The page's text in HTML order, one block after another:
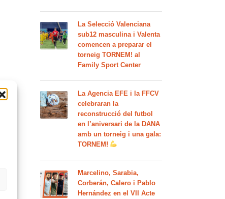
La Selecció Valenciana
sub12 masculina i Valenta
comencen a preparar el
torneig TORNEM! al
Family Sport Center
La Agencia EFE i la FFCV
celebraran la
reconstrucció del futbol
en l’aniversari de la DANA
amb un torneig i una gala:
TORNEM!
Marcelino, Sarabia,
Corberán, Calero i Pablo
Hernández en el VII Acte